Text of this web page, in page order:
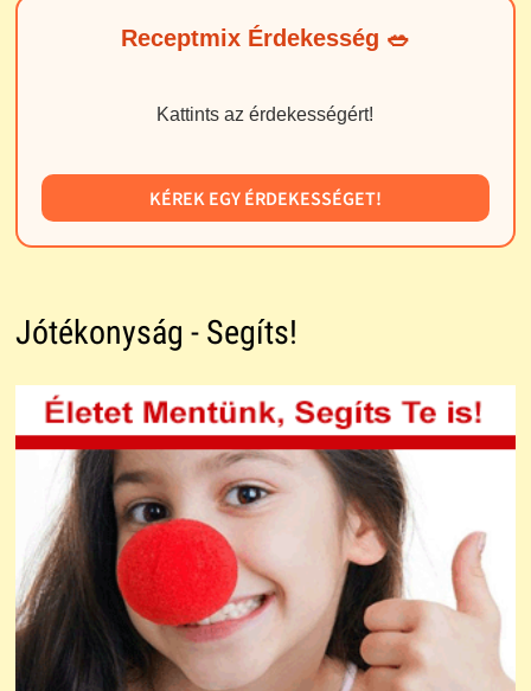
Receptmix Érdekesség 🥗
Kattints az érdekességért!
KÉREK EGY ÉRDEKESSÉGET!
Jótékonyság - Segíts!